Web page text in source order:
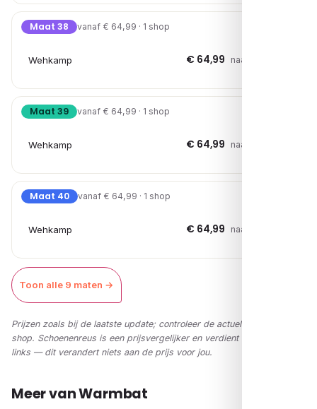
Maat 38 vanaf € 64,99 · 1 shop
Wehkamp € 64,99 naar shop →
Maat 39 vanaf € 64,99 · 1 shop
Wehkamp € 64,99 naar shop →
Maat 40 vanaf € 64,99 · 1 shop
Wehkamp € 64,99 naar shop →
Toon alle 9 maten →
Prijzen zoals bij de laatste update; controleer de actuele prijs in de
shop. Schoenenreus is een prijsvergelijker en verdient via affiliate-
links — dit verandert niets aan de prijs voor jou.
Meer van Warmbat